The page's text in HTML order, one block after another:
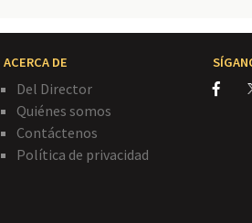
ACERCA DE
Del Director
Quiénes somos
Contáctenos
Política de privacidad